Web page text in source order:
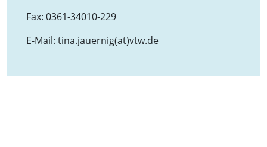
Fax: 0361-34010-229
E-Mail: tina.jauernig(at)vtw.de